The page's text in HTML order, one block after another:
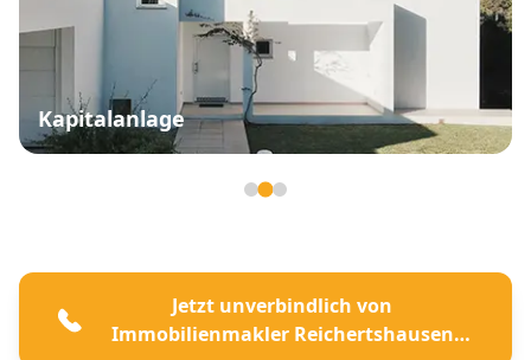
Kapitalanlage
Jetzt unverbindlich von
Immobilienmakler Reichertshausen